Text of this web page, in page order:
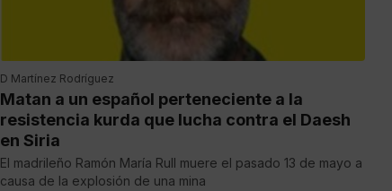
D Martínez Rodríguez
Matan a un español perteneciente a la
resistencia kurda que lucha contra el Daesh
en Siria
El madrileño Ramón María Rull muere el pasado 13 de mayo a
causa de la explosión de una mina